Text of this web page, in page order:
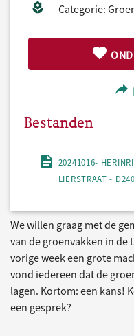
Categorie:
Bestanden
20241016-
LIERSTRAAT -
We willen graag met de
van de groenvakken in de
vorige week een grote
vond iedereen dat de
lagen. Kortom: een kans!
een gesprek?